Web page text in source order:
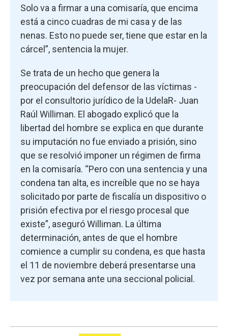
Solo va a firmar a una comisaría, que encima
está a cinco cuadras de mi casa y de las
nenas. Esto no puede ser, tiene que estar en la
cárcel”, sentencia la mujer.
Se trata de un hecho que genera la
preocupación del defensor de las víctimas -
por el consultorio jurídico de la UdelaR- Juan
Raúl Williman. El abogado explicó que la
libertad del hombre se explica en que durante
su imputación no fue enviado a prisión, sino
que se resolvió imponer un régimen de firma
en la comisaría. “Pero con una sentencia y una
condena tan alta, es increíble que no se haya
solicitado por parte de fiscalía un dispositivo o
prisión efectiva por el riesgo procesal que
existe”, aseguró Williman. La última
determinación, antes de que el hombre
comience a cumplir su condena, es que hasta
el 11 de noviembre deberá presentarse una
vez por semana ante una seccional policial.